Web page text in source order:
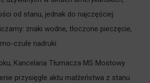
od stanu, jednak do najczęściej
znaki wodne, tłoczone pieczęcie,
czułe nadruki.
Kancelaria Tłumacza MS Mostowy
przysięgłe aktu małżeństwa z stanu